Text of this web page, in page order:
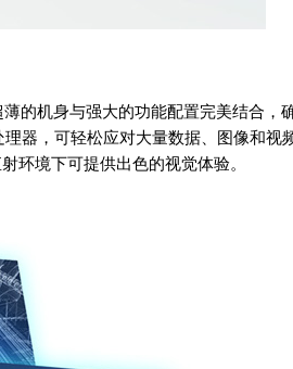
的机身与强大的功能配置完美结合，
器，可轻松应对大量数据、图像和视
环境下可提供出色的视觉体验。